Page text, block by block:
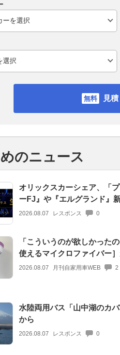
見
のニュース
オリックスカーシェア、「
ーFJ』や『エルグランド』
2026.08.07 レスポンス 0
「こういうのが欲しかった
使えるマイクロファイバー
2026.08.07 月刊自家用車WEB 2
水陸両用バス「山中湖のカ
から
2026.08.07 レスポンス 0